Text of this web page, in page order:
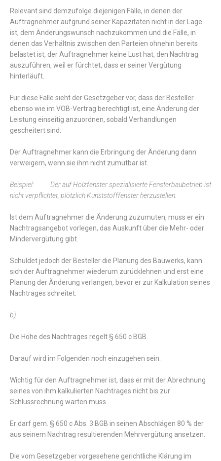
Relevant sind demzufolge diejenigen Fälle, in denen der
Auftragnehmer aufgrund seiner Kapazitäten nicht in der Lage
ist, dem Änderungswunsch nachzukommen und die Fälle, in
denen das Verhältnis zwischen den Parteien ohnehin bereits
belastet ist, der Auftragnehmer keine Lust hat, den Nachtrag
auszuführen, weil er fürchtet, dass er seiner Vergütung
hinterläuft.
Für diese Fälle sieht der Gesetzgeber vor, dass der Besteller
ebenso wie im VOB-Vertrag berechtigt ist, eine Änderung der
Leistung einseitig anzuordnen, sobald Verhandlungen
gescheitert sind.
Der Auftragnehmer kann die Erbringung der Änderung dann
verweigern, wenn sie ihm nicht zumutbar ist.
Beispiel: Der auf Holzfenster spezialisierte Fensterbaubetrieb ist
nicht verpflichtet, plötzlich Kunststofffenster herzustellen.
Ist dem Auftragnehmer die Änderung zuzumuten, muss er ein
Nachtragsangebot vorlegen, das Auskunft über die Mehr- oder
Mindervergütung gibt.
Schuldet jedoch der Besteller die Planung des Bauwerks, kann
sich der Auftragnehmer wiederum zurücklehnen und erst eine
Planung der Änderung verlangen, bevor er zur Kalkulation seines
Nachtrages schreitet.
b)
Die Höhe des Nachtrages regelt § 650 c BGB.
Darauf wird im Folgenden noch einzugehen sein.
Wichtig für den Auftragnehmer ist, dass er mit der Abrechnung
seines von ihm kalkulierten Nachtrages nicht bis zur
Schlussrechnung warten muss.
Er darf gem. § 650 c Abs. 3 BGB in seinen Abschlägen 80 % der
aus seinem Nachtrag resultierenden Mehrvergütung ansetzen.
Die vom Gesetzgeber vorgesehene gerichtliche Klärung im